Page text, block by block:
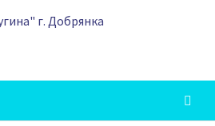
г. Добрянка